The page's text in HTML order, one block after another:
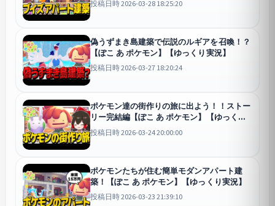
投稿日時 2026-03-28 18:25:20
偽うずまき島建築で伝説のルギアを召喚！？
【ぽこ あ ポケモン】【ゆっくり実況】
投稿日時 2026-03-27 18:20:24
ポケモン達の街作りの旅に出よう！！ストー
リー完結編【ぽこ あ ポケモン】【ゆっくり
実況】
投稿日時 2026-03-24 20:00:00
ポケモンたちが住む簡単モダンアパート建
築！【ぽこ あ ポケモン】【ゆっくり実況】
投稿日時 2026-03-23 21:39:10